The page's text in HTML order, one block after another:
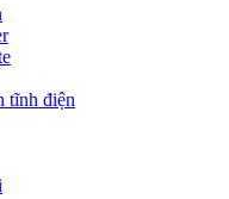
tĩnh điện